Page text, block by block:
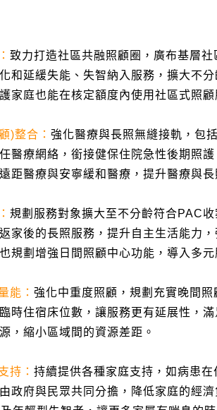
致力打造社區共融照顧圈，廣布基層
和延緩失能、失智納入服務，擴大不
家庭也能在核定額度內使用社區式照
)整合 ： 強化醫療與長照無縫接軌，包
醫療網絡，銜接健保住院急性後期照護
距醫療與安寧緩和醫療，提升醫療與長
規劃服務對象擴大至不分齡符合PAC
家後的長照服務，提升自主生活能力
規劃增強日間照顧中心功能，導入多元
能 ： 強化中重度照顧，規劃充實晚間
時住宿床位數，讓服務更有延展性，
，縮小區域間的資源差距。
持 ： 持續提供各種家庭支持，如病患
政府與民眾共同分擔，降低家庭的經